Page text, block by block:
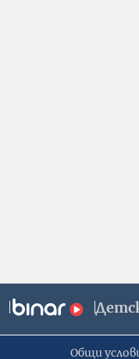
Общи